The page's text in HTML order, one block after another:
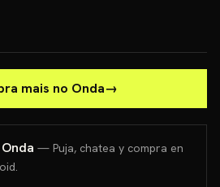
mais no Onda→
— Puja, chatea y compra en